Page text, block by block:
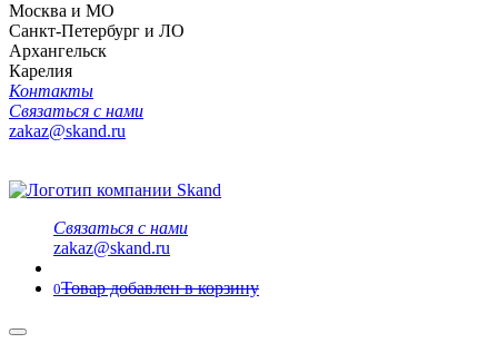
Москва и МО
Санкт-Петербург и ЛО
Архангельск
Карелия
Контакты
Связаться с нами
zakaz@skand.ru
Связаться с нами
zakaz@skand.ru
0Товар добавлен в корзину